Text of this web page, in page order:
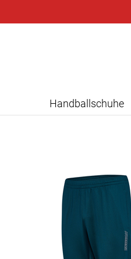
Handballschuhe